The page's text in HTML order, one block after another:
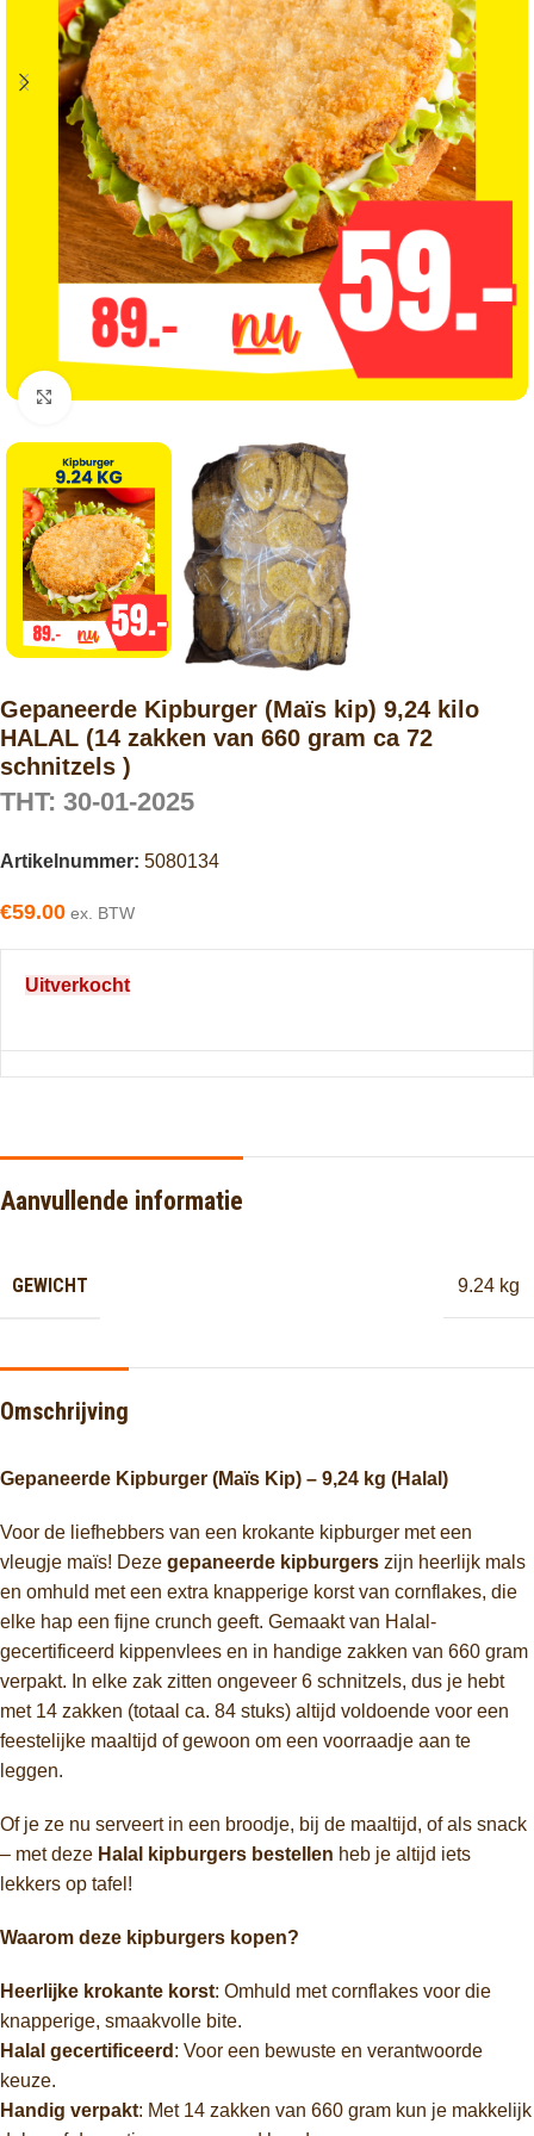
Click to enlarge
Gepaneerde Kipburger (Maïs kip) 9,24 kilo
HALAL (14 zakken van 660 gram ca 72
schnitzels )
THT: 30-01-2025
Artikelnummer: 5080134
€59.00 ex. BTW
Uitverkocht
Aanvullende informatie
GEWICHT 9.24 kg
Omschrijving
Gepaneerde Kipburger (Maïs Kip) – 9,24 kg (Halal)
Voor de liefhebbers van een krokante kipburger met een
vleugje maïs! Deze gepaneerde kipburgers zijn heerlijk mals
en omhuld met een extra knapperige korst van cornflakes, die
elke hap een fijne crunch geeft. Gemaakt van Halal-
gecertificeerd kippenvlees en in handige zakken van 660 gram
verpakt. In elke zak zitten ongeveer 6 schnitzels, dus je hebt
met 14 zakken (totaal ca. 84 stuks) altijd voldoende voor een
feestelijke maaltijd of gewoon om een voorraadje aan te
leggen.
Of je ze nu serveert in een broodje, bij de maaltijd, of als snack
– met deze Halal kipburgers bestellen heb je altijd iets
lekkers op tafel!
Waarom deze kipburgers kopen?
Heerlijke krokante korst: Omhuld met cornflakes voor die
knapperige, smaakvolle bite.
Halal gecertificeerd : Voor een bewuste en verantwoorde
keuze.
Handig verpakt: Met 14 zakken van 660 gram kun je makkelijk